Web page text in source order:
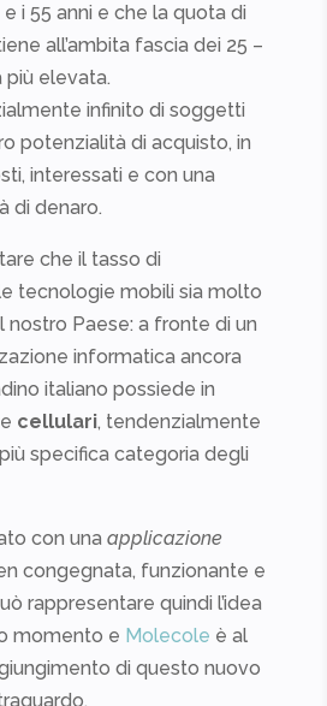
i 55 anni e che la quota di
all’ambita fascia dei 25 –
più elevata.
infinito di soggetti
potenzialità di acquisto, in
interessati e con una
di denaro.
che il tasso di
tecnologie mobili sia molto
nostro Paese: a fronte di un
informatica ancora
italiano possiede in
cellulari, tendenzialmente
specifica categoria degli
con una applicazione
congegnata, funzionante e
rappresentare quindi l’idea
momento e Molecole è al
di questo nuovo